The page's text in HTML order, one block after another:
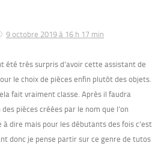
9 octobre 2019 à 16 h 17 min
été très surpris d’avoir cette assistant de
le choix de pièces enfin plutôt des objets.
fait vraiment classe. Après il faudra
pièces créées par le nom que l’on
à dire mais pour les débutants des fois c’est
donc je pense partir sur ce genre de tutos